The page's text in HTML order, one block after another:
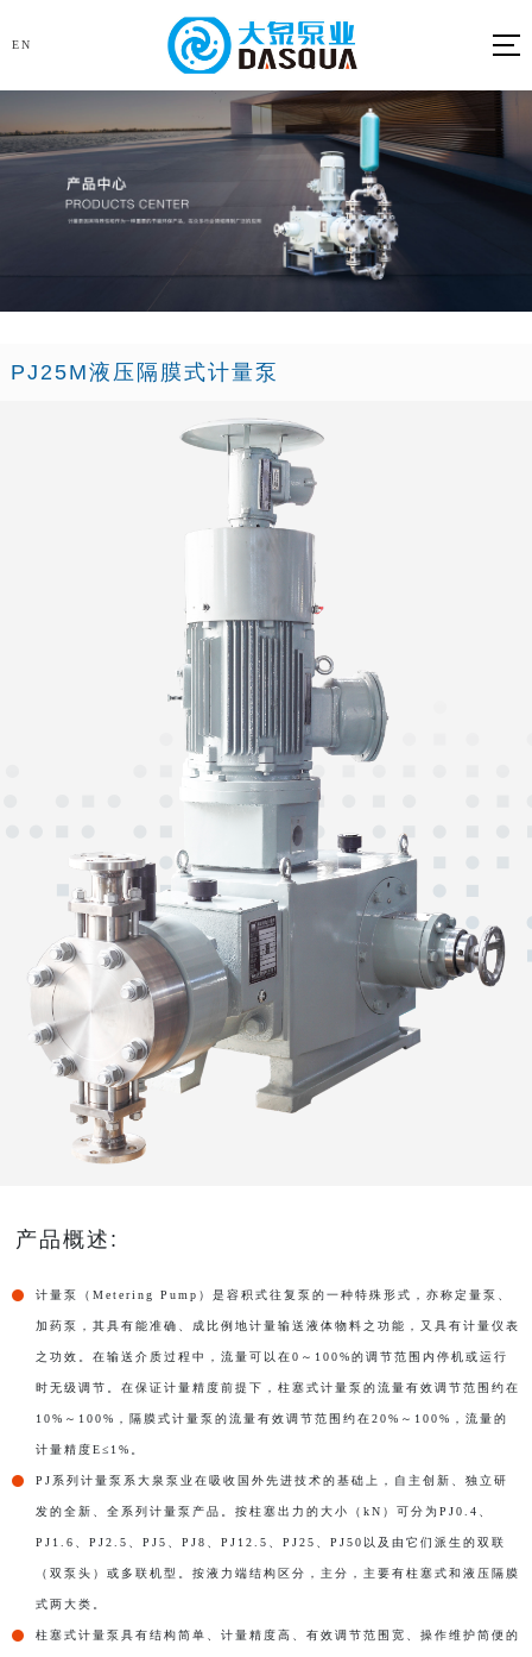
EN
PJ25M液压隔膜式计量泵
产品概述:
计量泵（Metering Pump）是容积式往复泵的一种特殊形式，亦称定量泵、
加药泵，其具有能准确、成比例地计量输送液体物料之功能，又具有计量仪表
之功效。在输送介质过程中，流量可以在0～100%的调节范围内停机或运行
时无级调节。在保证计量精度前提下，柱塞式计量泵的流量有效调节范围约在
10%～100%，隔膜式计量泵的流量有效调节范围约在20%～100%，流量的
计量精度E≤1%。
PJ系列计量泵系大泉泵业在吸收国外先进技术的基础上，自主创新、独立研
发的全新、全系列计量泵产品。按柱塞出力的大小（kN）可分为PJ0.4、
PJ1.6、PJ2.5、PJ5、PJ8、PJ12.5、PJ25、PJ50以及由它们派生的双联
（双泵头）或多联机型。按液力端结构区分，主分，主要有柱塞式和液压隔膜
式两大类。
柱塞式计量泵具有结构简单、计量精度高、有效调节范围宽、操作维护简便的